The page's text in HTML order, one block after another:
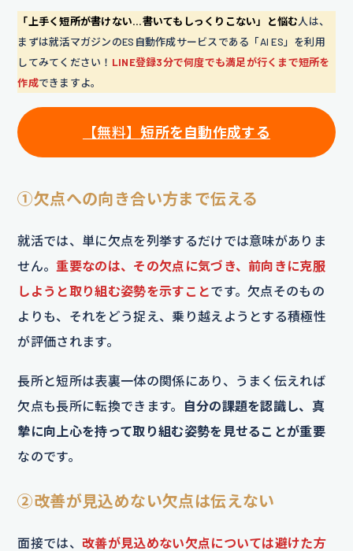
「上手く短所が書けない…書いてもしっくりこない」と悩む人は、
まずは就活マガジンのES自動作成サービスである「AI ES」を利用
してみてください！ LINE登録3分で何度でも満足が行くまで短所を
作成できますよ。
【無料】短所を自動作成する
①欠点への向き合い方まで伝える
就活では、単に欠点を列挙するだけでは意味がありま
せん。重要なのは、その欠点に気づき、前向きに克服
しようと取り組む姿勢を示すこと です。欠点そのもの
よりも、それをどう捉え、乗り越えようとする積極性
が評価されます。
長所と短所は表裏一体の関係にあり、うまく伝えれば
欠点も長所に転換できます。
自分の課題を認識し、真
摯に向上心を持って取り組む姿勢を見せることが重要
なのです。
②改善が見込めない欠点は伝えない
面接では、 改善が見込めない欠点については避けた方